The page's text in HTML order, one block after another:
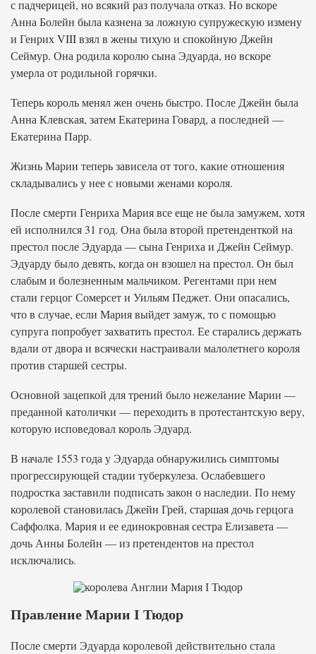
с падчерицей, но всякий раз получала отказ. Но вскоре
Анна Болейн была казнена за ложную супружескую измену
и Генрих VIII взял в жены тихую и спокойную Джейн
Сеймур. Она родила королю сына Эдуарда, но вскоре
умерла от родильной горячки.
Теперь король менял жен очень быстро. После Джейн была
Анна Клевская, затем Екатерина Говард, а последней —
Екатерина Парр.
Жизнь Марии теперь зависела от того, какие отношения
складывались у нее с новыми женами короля.
После смерти Генриха Мария все еще не была замужем, хотя
ей исполнился 31 год. Она была второй претенденткой на
престол после Эдуарда — сына Генриха и Джейн Сеймур.
Эдуарду было девять, когда он взошел на престол. Он был
слабым и болезненным мальчиком. Регентами при нем
стали герцог Сомерсет и Уильям Педжет. Они опасались,
что в случае, если Мария выйдет замуж, то с помощью
супруга попробует захватить престол. Ее старались держать
вдали от двора и всячески настраивали малолетнего короля
против старшей сестры.
Основной зацепкой для трений было нежелание Марии —
преданной католички — переходить в протестантскую веру,
которую исповедовал король Эдуард.
В начале 1553 года у Эдуарда обнаружились симптомы
прогрессирующей стадии туберкулеза. Ослабевшего
подростка заставили подписать закон о наследии. По нему
королевой становилась Джейн Грей, старшая дочь герцога
Саффолка. Мария и ее единокровная сестра Елизавета —
дочь Анны Болейн — из претендентов на престол
исключались.
Правление Марии I Тюдор
После смерти Эдуарда королевой действительно стала